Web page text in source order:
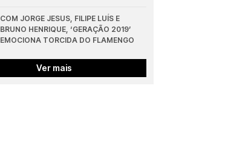
COM JORGE JESUS, FILIPE LUÍS E
BRUNO HENRIQUE, ‘GERAÇÃO 2019’
EMOCIONA TORCIDA DO FLAMENGO
Ver mais